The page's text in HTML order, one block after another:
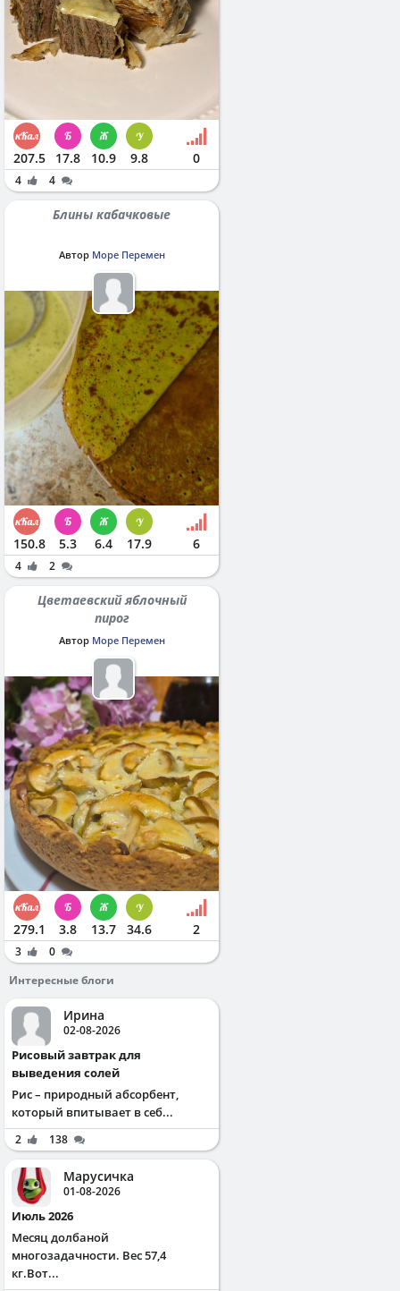
207.5 17.8 10.9 9.8 0
4 4
Блины кабачковые
Автор Море Перемен
150.8 5.3 6.4 17.9 6
4 2
Цветаевский яблочный
пирог
Автор Море Перемен
279.1 3.8 13.7 34.6 2
3
0
Интересные блоги
Ирина
02-08-2026
Рисовый завтрак для
выведения солей
Рис – природный абсорбент,
который впитывает в себ...
2 138
Марусичка
01-08-2026
Июль 2026
Месяц долбаной
многозадачности. Вес 57,4
кг.Вот...